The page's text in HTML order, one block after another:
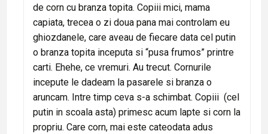
de corn cu branza topita. Copiii mici, mama
capiata, trecea o zi doua pana mai controlam eu
ghiozdanele, care aveau de fiecare data cel putin
o branza topita inceputa si “pusa frumos” printre
carti. Ehehe, ce vremuri. Au trecut. Cornurile
incepute le dadeam la pasarele si branza o
aruncam. Intre timp ceva s-a schimbat. Copiii (cel
putin in scoala asta) primesc acum lapte si corn la
propriu. Care corn, mai este cateodata adus